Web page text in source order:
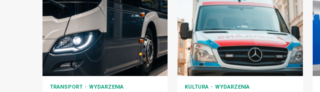
TRANSPORT WYDARZENIA KULTURA WYDARZENIA